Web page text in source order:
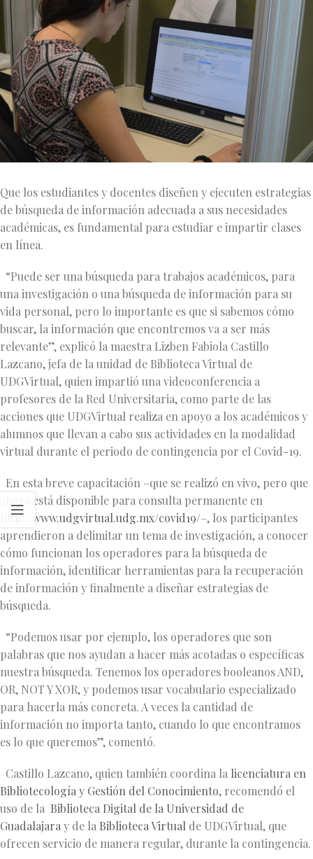
Que los estudiantes y docentes diseñen y ejecuten estrategias
de búsqueda de información adecuada a sus necesidades
académicas, es fundamental para estudiar e impartir clases
en línea.
“Puede ser una búsqueda para trabajos académicos, para
una investigación o una búsqueda de información para su
vida personal, pero lo importante es que si sabemos cómo
buscar, la información que encontremos va a ser más
relevante”, explicó la maestra Lizben Fabiola Castillo
Lazcano, jefa de la unidad de Biblioteca Virtual de
UDGVirtual, quien impartió una videoconferencia a
profesores de la Red Universitaria, como parte de las
acciones que UDGVirtual realiza en apoyo a los académicos y
alumnos que llevan a cabo sus actividades en la modalidad
virtual durante el periodo de contingencia por el Covid-19.
En esta breve capacitación –que se realizó en vivo, pero que
ahora está disponible para consulta permanente en
http://www.udgvirtual.udg.mx/covid19/–, los participantes
aprendieron a delimitar un tema de investigación, a conocer
cómo funcionan los operadores para la búsqueda de
información, identificar herramientas para la recuperación
de información y finalmente a diseñar estrategias de
búsqueda.
“Podemos usar por ejemplo, los operadores que son
palabras que nos ayudan a hacer más acotadas o específicas
nuestra búsqueda. Tenemos los operadores booleanos AND,
OR, NOT Y XOR, y podemos usar vocabulario especializado
para hacerla más concreta. A veces la cantidad de
información no importa tanto, cuando lo que encontramos
es lo que queremos”, comentó.
Castillo Lazcano, quien también coordina la licenciatura en
Bibliotecología y Gestión del Conocimiento, recomendó el
uso de la Biblioteca Digital de la Universidad de
Guadalajara y de la Biblioteca Virtual de UDGVirtual, que
ofrecen servicio de manera regular, durante la contingencia.